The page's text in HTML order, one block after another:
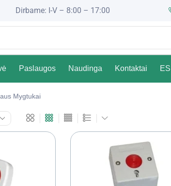
Dirbame: I-V – 8:00 – 17:00
Paslaugos Naudinga Kontaktai
Mygtukai